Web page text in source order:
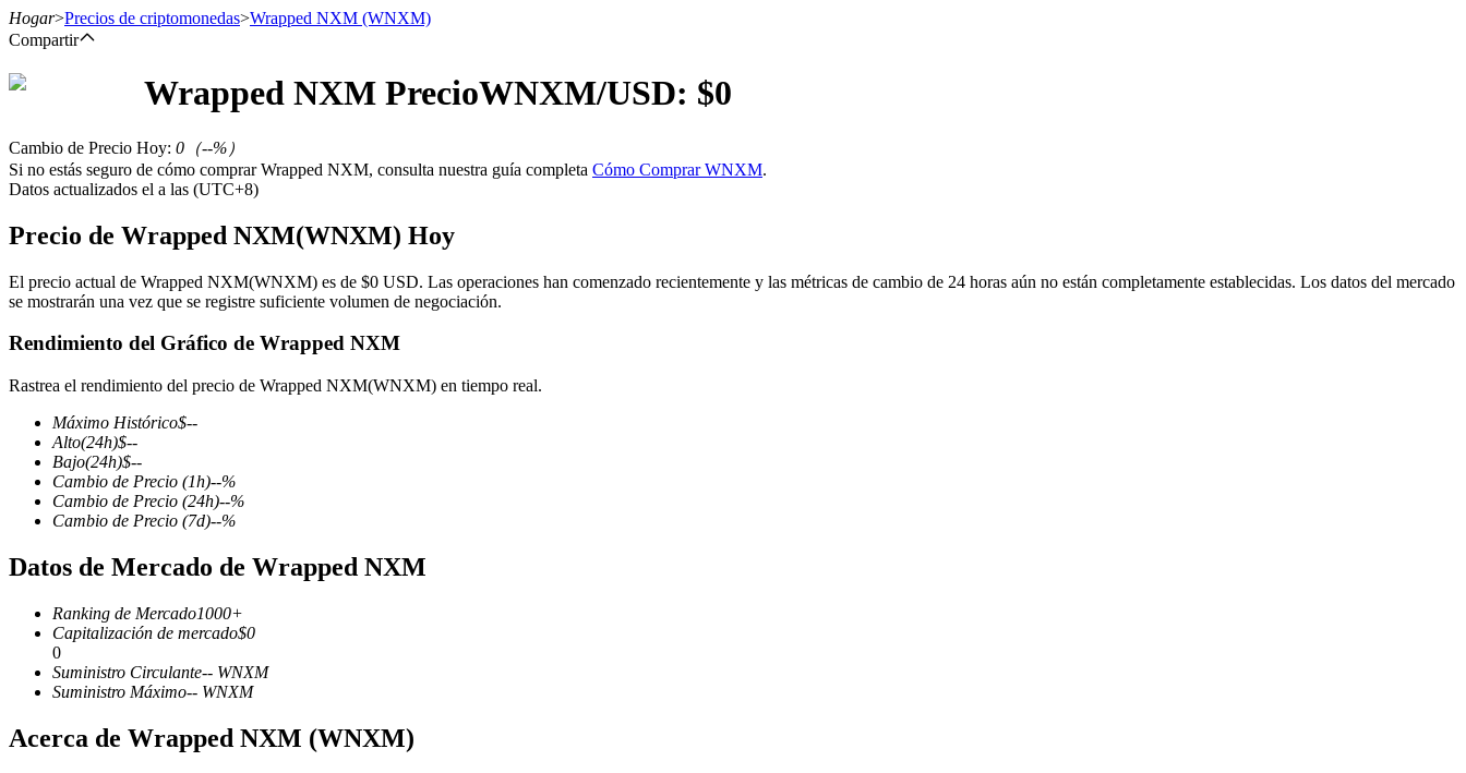
Futuros de criptomonedas
TradFi
Derivados de acciones, divisas, metales preciosos y materias primas
Hogar>Precios de criptomonedas>Wrapped NXM (WNXM)
Compartir
Wrapped NXM PrecioWNXM/USD: $0
Cambio de Precio Hoy: 0 （--%）
Si no estás seguro de cómo comprar Wrapped NXM, consulta nuestra guía completa Cómo Comprar WNXM.
Datos actualizados el a las (UTC+8)
Precio de Wrapped NXM(WNXM) Hoy
El precio actual de Wrapped NXM(WNXM) es de $0 USD. Las operaciones han comenzado recientemente y las métricas de cambio de 24 horas aún no están completamente establecidas. Los datos del mercado
se mostrarán una vez que se registre suficiente volumen de negociación.
Rendimiento del Gráfico de Wrapped NXM
Rastrea el rendimiento del precio de Wrapped NXM(WNXM) en tiempo real.
Máximo Histórico$--
Alto(24h)$--
Bajo(24h)$--
Cambio de Precio (1h)--%
Cambio de Precio (24h)--%
Cambio de Precio (7d)--%
Datos de Mercado de Wrapped NXM
Ranking de Mercado1000+
Capitalización de mercado$0
0
Suministro Circulante-- WNXM
Suministro Máximo-- WNXM
Acerca de Wrapped NXM (WNXM)